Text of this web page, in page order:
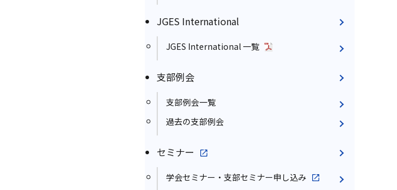
JGES International
JGES International 一覧
支部例会
支部例会一覧
過去の支部例会
セミナー
学会セミナー・支部セミナー申し込み